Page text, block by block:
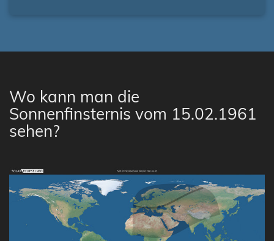
Wo kann man die
Sonnenfinsternis vom 15.02.1961
sehen?